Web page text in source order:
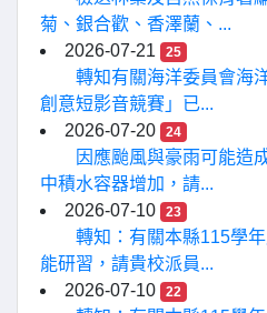
菊、銀合歡、香澤蘭、...
2026-07-21
25
轉知有關海洋委員會海
創意短影音競賽」已...
2026-07-20
24
因應颱風與豪雨可能造
中積水容器增加，請...
2026-07-10
23
轉知：有關本縣115學
能研習，請貴校派員...
2026-07-10
22